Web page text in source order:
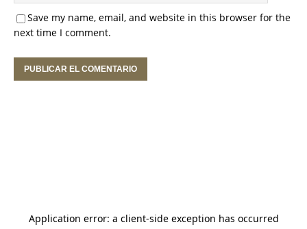
Save my name, email, and website in this browser for the
next time I comment.